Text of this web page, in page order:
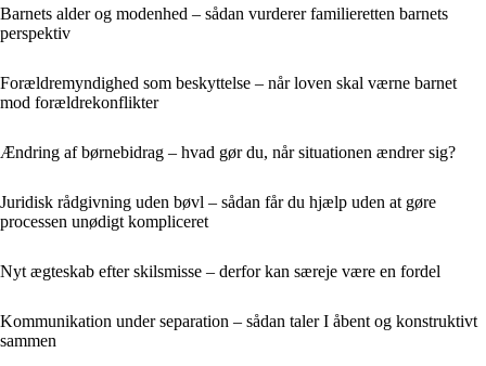
Barnets alder og modenhed – sådan vurderer familieretten barnets
perspektiv
Forældremyndighed som beskyttelse – når loven skal værne barnet
mod forældrekonflikter
Ændring af børnebidrag – hvad gør du, når situationen ændrer sig?
Juridisk rådgivning uden bøvl – sådan får du hjælp uden at gøre
processen unødigt kompliceret
Nyt ægteskab efter skilsmisse – derfor kan særeje være en fordel
Kommunikation under separation – sådan taler I åbent og konstruktivt
sammen